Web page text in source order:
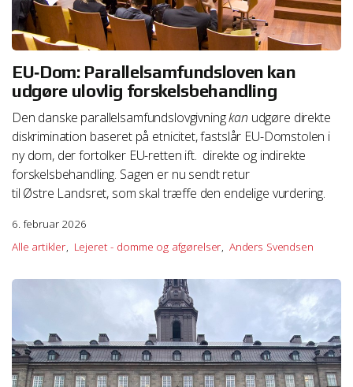
http://http://docs.info.apple.com/article.html?
path=Safari/5.0/da/11471.html
Vejledning i at slette cookies på Safari iOS
http://support.apple.com/kb/HT1677
We work with 1 third partieswho may receive and
process your information.
EU‑Dom: Parallelsamfundsloven kan
udgøre ulovlig forskelsbehandling
Den danske parallelsamfundslovgivningkan udgøre direkte
diskrimination baseret på etnicitet, fastslår EU-Domstolen i
ny dom, der fortolker EU-retten ift. direkte og indirekte
forskelsbehandling. Sagen er nu sendt retur
til Østre Landsret, som skal træffe den endelige vurdering.
6. februar 2026
Alle artikler
Lejeret - domme og afgørelser Anders Svendsen